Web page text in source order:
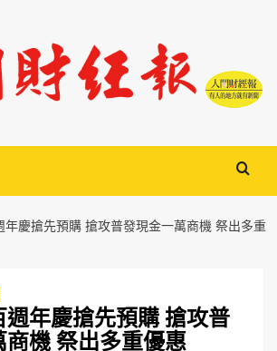
年慶搶先預購 搶攻普發現金一萬商機 祭出多重
週年慶搶先預購 搶攻普
機 祭出多重優惠